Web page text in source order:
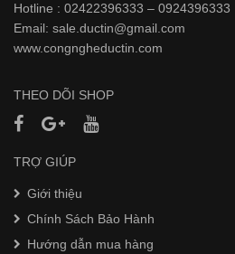
Hotline : 02422396333 – 0924396333
Email: sale.ductin@gmail.com
www.congngheductin.com
THEO DÕI SHOP
TRỢ GIÚP
Giới thiệu
Chính Sách Bảo Hành
Hướng dẫn mua hàng